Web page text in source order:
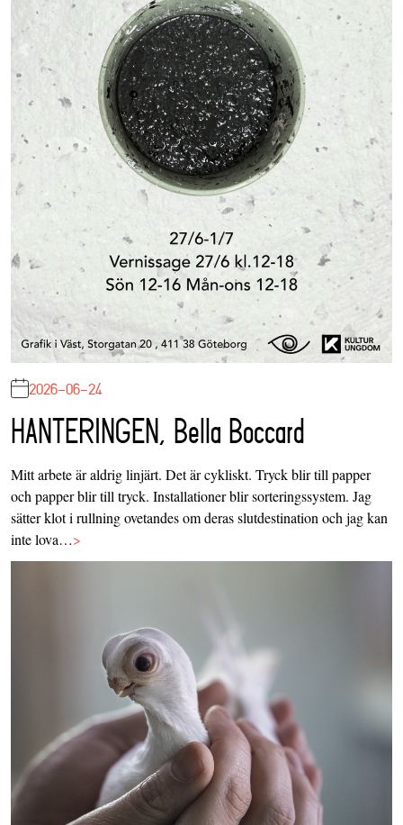
2026-06-24
HANTERINGEN, Bella Boccard
Mitt arbete är aldrig linjärt. Det är cykliskt. Tryck blir till papper
och papper blir till tryck. Installationer blir sorteringssystem. Jag
sätter klot i rullning ovetandes om deras slutdestination och jag kan
inte lova…>